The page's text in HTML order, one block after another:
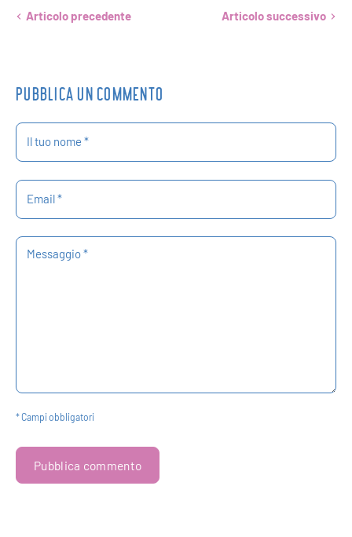
Articolo precedente Articolo successivo
PUBBLICA UN COMMENTO
Il tuo nome *
Email *
Messaggio *
* Campi obbligatori
Pubblica commento